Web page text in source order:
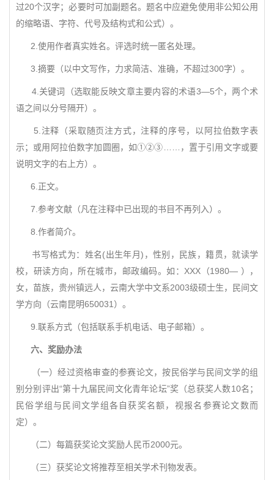
过20个汉字；必要时可加副题名。题名中应避免使用非公知公用
的缩略语、字符、代号及结构式和公式）。
2.使用作者真实姓名。评选时统一匿名处理。
3.摘要（以中文写作，力求简洁、准确，不超过300字）。
4.关键词（选取能反映文章主要内容的术语3—5个，两个术
语之间以分号隔开）。
5.注释（采取随页注方式，注释的序号，以阿拉伯数字表
示；或用阿拉伯数字加圆圈，如①②③……，置于引用文字或要
说明文字的右上方）。
6.正文。
7.参考文献（凡在注释中已出现的书目不再列入）。
8.作者简介。
书写格式为：姓名(出生年月)，性别，民族，籍贯，就读学
校，研读方向，所在城市，邮政编码。如：XXX（1980— ），
女，苗族，贵州镇远人，云南大学中文系2003级硕士生，民间文
学方向（云南昆明650031）。
9.联系方式（包括联系手机电话、电子邮箱）。
六、奖励办法
（一）经过资格审查的参赛论文，按民俗学与民间文学的组
别分别评出“第十九届民间文化青年论坛”奖（总获奖人数10名；
民俗学组与民间文学组各自获奖名额，视报名参赛论文数而
定）。
（二）每篇获奖论文奖励人民币2000元。
（三）获奖论文将推荐至相关学术刊物发表。